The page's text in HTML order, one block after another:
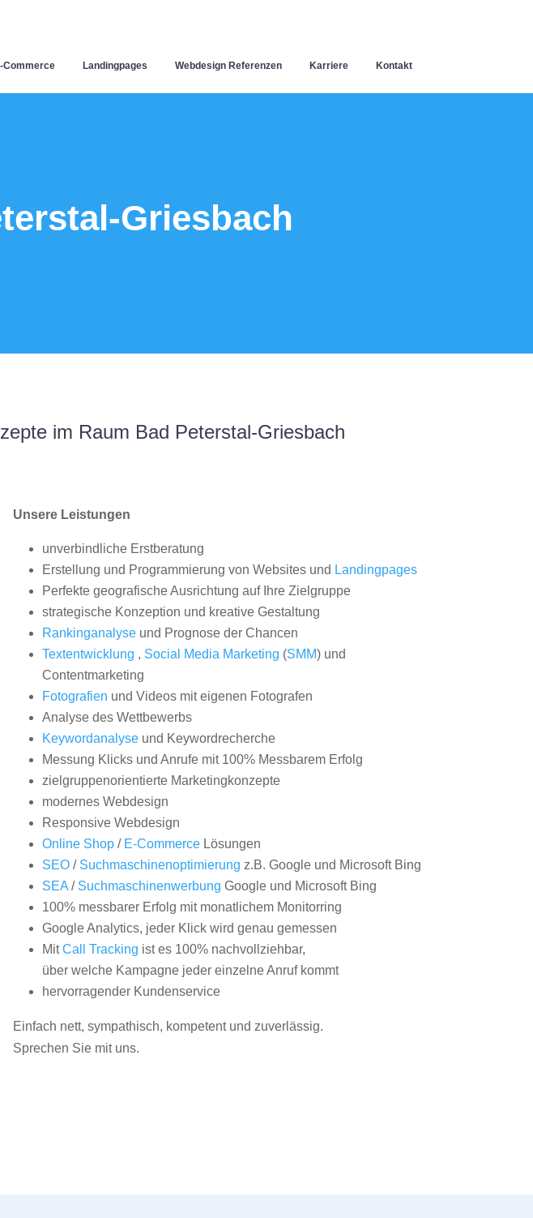
Commerce Landingpages Webdesign Referenzen Karriere Kontakt
Griesbach
im Raum Bad Peterstal-Griesbach
Unsere Leistungen
unverbindliche Erstberatung
Erstellung und Programmierung von Websites und Landingpages
Perfekte geografische Ausrichtung auf Ihre Zielgruppe
strategische Konzeption und kreative Gestaltung
Rankinganalyseund Prognose der Chancen
Textentwicklung , Social Media Marketing (SMM) und
Contentmarketing
Fotografien und Videos mit eigenen Fotografen
Analyse des Wettbewerbs
Keywordanalyseund Keywordrecherche
Messung Klicks und Anrufe mit 100% Messbarem Erfolg
zielgruppenorientierte Marketingkonzepte
modernes Webdesign
Responsive Webdesign
Online Shop/ E-CommerceLösungen
SEO/ Suchmaschinenoptimierung z.B. Google und Microsoft Bing
SEA/ Suchmaschinenwerbung Google und Microsoft Bing
100% messbarer Erfolg mit monatlichem Monitorring
Google Analytics, jeder Klick wird genau gemessen
MitCall Tracking ist es 100% nachvollziehbar,
über welche Kampagne jeder einzelne Anruf kommt
hervorragender Kundenservice
Einfach nett, sympathisch, kompetent und zuverlässig.
Sprechen Sie mit uns.